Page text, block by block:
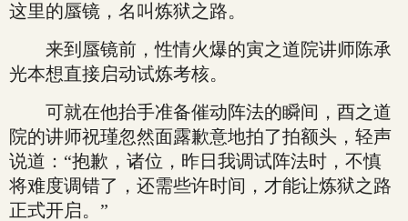
这里的蜃镜，名叫炼狱之路。
来到蜃镜前，性情火爆的寅之道院讲师陈承
光本想直接启动试炼考核。
可就在他抬手准备催动阵法的瞬间，酉之道
院的讲师祝瑾忽然面露歉意地拍了拍额头，轻声
说道：“抱歉，诸位，昨日我调试阵法时，不慎
将难度调错了，还需些许时间，才能让炼狱之路
正式开启。”